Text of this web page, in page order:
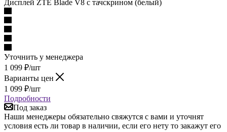
Уточнить у менеджера
1 099₽/шт
Варианты цен
1 099₽/шт
Подробности
Под заказ
Наши менеджеры обязательно свяжутся с вами и уточнят
условия есть ли товар в наличии, если его нету то закажут его
для вас.